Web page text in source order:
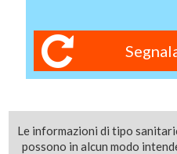
Le informazioni di tipo
possono in alcun modo